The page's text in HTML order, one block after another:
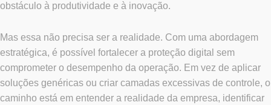
obstáculo à produtividade e à inovação.
Mas essa não precisa ser a realidade. Com uma abordagem
estratégica, é possível fortalecer a proteção digital sem
comprometer o desempenho da operação. Em vez de aplicar
soluções genéricas ou criar camadas excessivas de controle, o
caminho está em entender a realidade da empresa, identificar